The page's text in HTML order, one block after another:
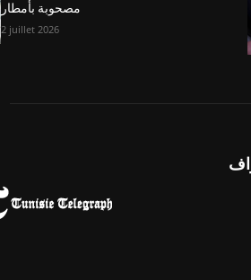
مصحوبة بأمطار
2 juillet 2026